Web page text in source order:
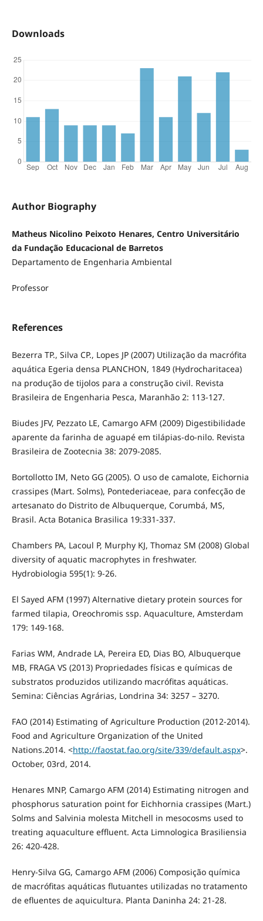
Downloads
Author Biography
Matheus Nicolino Peixoto Henares, Centro Universitário
da Fundação Educacional de Barretos
Departamento de Engenharia Ambiental
Professor
References
Bezerra TP., Silva CP., Lopes JP (2007) Utilização da macrófita
aquática Egeria densa PLANCHON, 1849 (Hydrocharitacea)
na produção de tijolos para a construção civil. Revista
Brasileira de Engenharia Pesca, Maranhão 2: 113-127.
Biudes JFV, Pezzato LE, Camargo AFM (2009) Digestibilidade
aparente da farinha de aguapé em tilápias-do-nilo. Revista
Brasileira de Zootecnia 38: 2079-2085.
Bortollotto IM, Neto GG (2005). O uso de camalote, Eichornia
crassipes (Mart. Solms), Pontederiaceae, para confecção de
artesanato do Distrito de Albuquerque, Corumbá, MS,
Brasil. Acta Botanica Brasilica 19:331-337.
Chambers PA, Lacoul P, Murphy KJ, Thomaz SM (2008) Global
diversity of aquatic macrophytes in freshwater.
Hydrobiologia 595(1): 9-26.
El Sayed AFM (1997) Alternative dietary protein sources for
farmed tilapia, Oreochromis ssp. Aquaculture, Amsterdam
179: 149-168.
Farias WM, Andrade LA, Pereira ED, Dias BO, Albuquerque
MB, FRAGA VS (2013) Propriedades físicas e químicas de
substratos produzidos utilizando macrófitas aquáticas.
Semina: Ciências Agrárias, Londrina 34: 3257 – 3270.
FAO (2014) Estimating of Agriculture Production (2012-2014).
Food and Agriculture Organization of the United
Nations.2014. <http://faostat.fao.org/site/339/default.aspx>.
October, 03rd, 2014.
Henares MNP, Camargo AFM (2014) Estimating nitrogen and
phosphorus saturation point for Eichhornia crassipes (Mart.)
Solms and Salvinia molesta Mitchell in mesocosms used to
treating aquaculture effluent. Acta Limnologica Brasiliensia
26: 420-428.
Henry-Silva GG, Camargo AFM (2006) Composição química
de macrófitas aquáticas flutuantes utilizadas no tratamento
de efluentes de aquicultura. Planta Daninha 24: 21-28.